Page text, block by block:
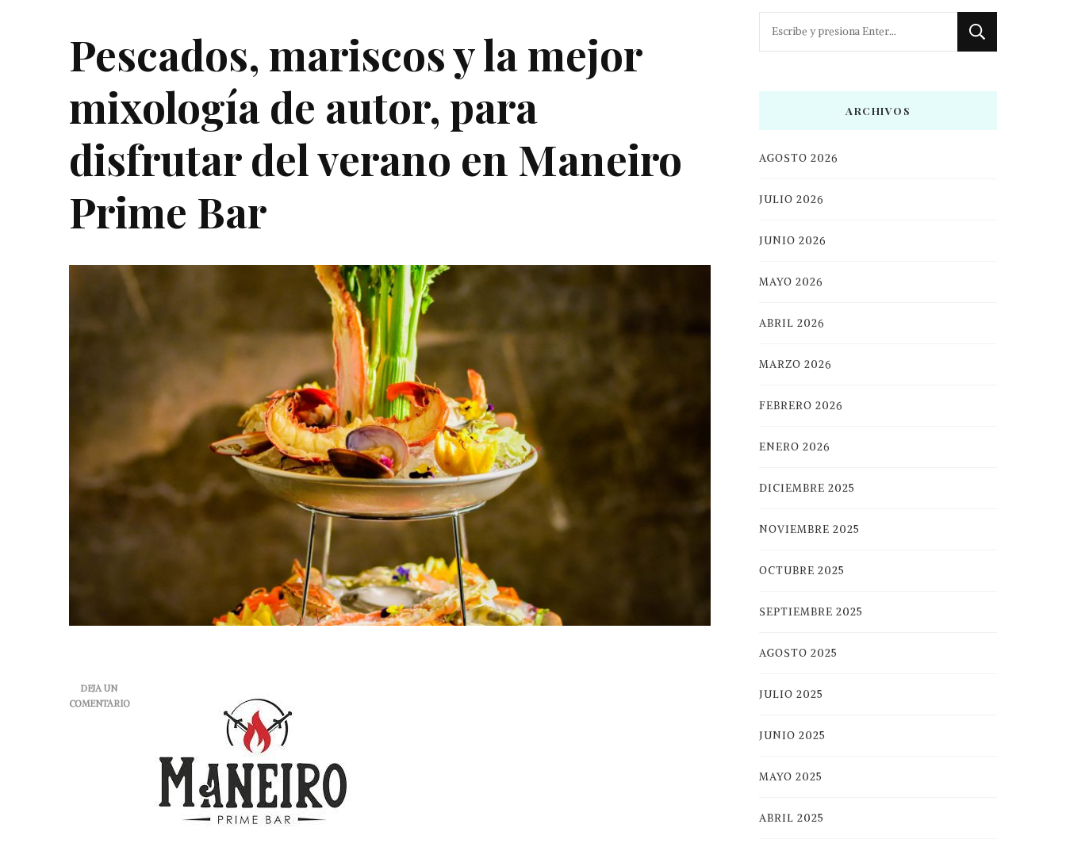
Pescados, mariscos y la mejor
mixología de autor, para
disfrutar del verano en Maneiro
Prime Bar
DEJA UN
COMENTARIO
¿Buscas
ARCHIVOS
AGOSTO 2026
JULIO 2026
JUNIO 2026
MAYO 2026
ABRIL 2026
MARZO 2026
FEBRERO 2026
ENERO 2026
DICIEMBRE 2025
NOVIEMBRE 2025
OCTUBRE 2025
SEPTIEMBRE 2025
AGOSTO 2025
JULIO 2025
JUNIO 2025
MAYO 2025
ABRIL 2025